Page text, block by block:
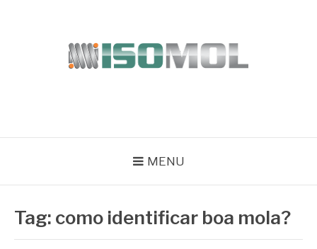
MENU
Tag: como identificar boa mola?